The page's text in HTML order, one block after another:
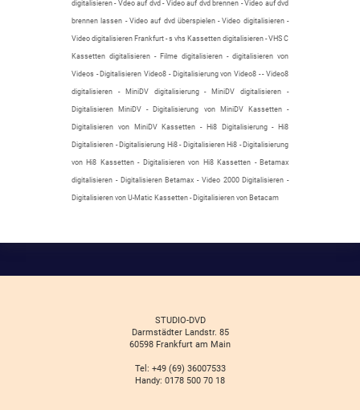
digitalisieren - Vdeo auf dvd - Video auf dvd brennen - Video auf dvd
brennen lassen - Video auf dvd überspielen - Video digitalisieren -
Video digitalisieren Frankfurt - s vhs Kassetten digitalisieren - VHS C
Kassetten digitalisieren - Filme digitalisieren - digitalisieren von
Videos - Digitalisieren Video8 - Digitalisierung von Video8 - - Video8
digitalisieren - MiniDV digitalisierung - MiniDV digitalisieren -
Digitalisieren MiniDV - Digitalisierung von MiniDV Kassetten -
Digitalisieren von MiniDV Kassetten - Hi8 Digitalisierung - Hi8
Digitalisieren - Digitalisierung Hi8 - Digitalisieren Hi8 - Digitalisierung
von Hi8 Kassetten - Digitalisieren von Hi8 Kassetten - Betamax
digitalisieren - Digitalisieren Betamax - Video 2000 Digitalisieren -
Digitalisieren von U-Matic Kassetten - Digitalisieren von Betacam
STUDIO-DVD
Darmstädter Landstr. 85
60598 Frankfurt am Main
Tel: +49 (69) 36007533
Handy: 0178 500 70 18